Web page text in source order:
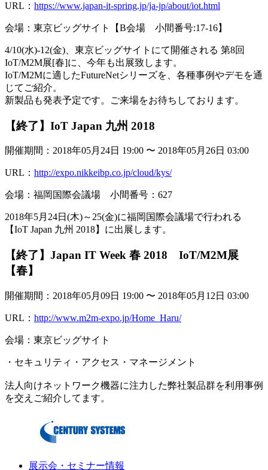
URL： https://www.japan-it-spring.jp/ja-jp/about/iot.html
会場：東京ビッグサイト【B会場 小間番号:17-16】
4/10(水)-12(金)、東京ビッグサイトにて開催される 第8回
IoT/M2M展[春]に、今年も出展致します。
IoT/M2Mに適したFutureNetシリーズを、各種事例やデモを通
じてご紹介。
新製品も発表予定です。ご来場をお待ちしております。
【終了】IoT Japan 九州 2018
開催期間：2018年05月24日 19:00 〜 2018年05月26日 03:00
URL： http://expo.nikkeibp.co.jp/cloud/kys/
会場：福岡国際会議場 小間番号：627
2018年5月24日(木)～25(金)に福岡国際会議場で行われる
【IoT Japan 九州 2018】に出展します。
【終了】Japan IT Week 春 2018 IoT/M2M展
【春】
開催期間：2018年05月09日 19:00 〜 2018年05月12日 03:00
URL： http://www.m2m-expo.jp/Home_Haru/
会場：東京ビッグサイト
・セキュリティ・アクセス・マネージメント
法人向けネットワーク機器に注力した弊社製品群を利用事例
を交えご紹介してます。
展示会・セミナー情報